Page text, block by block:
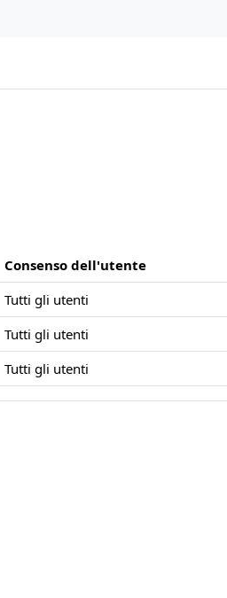
Consenso dell'utente
Tutti gli utenti
Tutti gli utenti
Tutti gli utenti